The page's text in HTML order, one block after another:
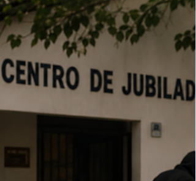
hecho a mano, la Escuela Profesional 3
realizó su expo anual de talleres. El
objetivo es claro: que los alumnos
aprendan un oficio y puedan salir con
herramientas para el mundo laboral.
Recorrer los salones es encontrarse con
soldadura, carpintería, confección y
gastronomía. Cada espacio tiene su
pero todos coinciden en algo: empezar
cero y terminar haciendo. En soldadura,
Omar Moya contó su experiencia desde
que arrancó en febre